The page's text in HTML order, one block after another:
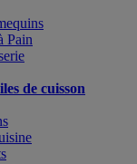
Pain
de cuisson